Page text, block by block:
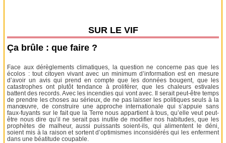
SUR LE VIF
Ça brûle : que faire ?
Face aux dérèglements climatiques, la question ne concerne pas que les
écolos : tout citoyen vivant avec un minimum d’information est en mesure
d’avoir un avis qui prend en compte que les données bougent, que les
catastrophes ont plutôt tendance à proliférer, que les chaleurs estivales
battent des records. Avec les incendies qui vont avec. Il serait peut-être temps
de prendre les choses au sérieux, de ne pas laisser les politiques seuls à la
manœuvre, de construire une approche internationale qui s’appuie sans
faux-fuyants sur le fait que la Terre nous appartient à tous, qu’elle veut peut-
être nous dire qu’il ne serait pas inutile de modifier nos habitudes, que les
prophètes de malheur, aussi puissants soient-ils, qui alimentent le déni,
soient mis à la raison et sortent d’optimismes inconsidérés qui les enferment
dans une béatitude coupable.